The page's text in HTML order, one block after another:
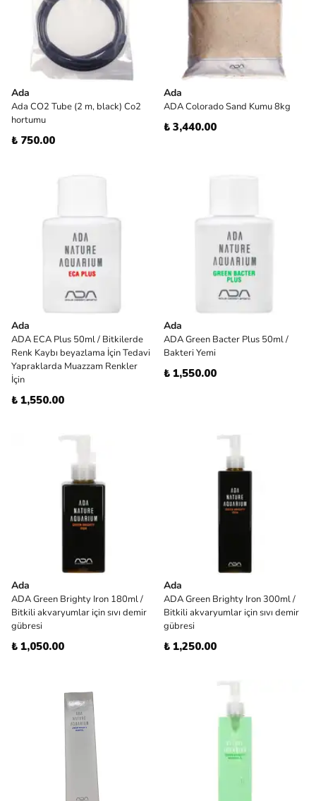
Ada
Ada CO2 Tube (2 m, black) Co2
hortumu
₺ 750.00
Ada
ADA Colorado Sand Kumu 8kg
₺ 3,440.00
Ada
ADA ECA Plus 50ml / Bitkilerde
Renk Kaybı beyazlama İçin Tedavi
Yapraklarda Muazzam Renkler
İçin
₺ 1,550.00
Ada
ADA Green Bacter Plus 50ml /
Bakteri Yemi
₺ 1,550.00
Ada
ADA Green Brighty Iron 180ml /
Bitkili akvaryumlar için sıvı demir
gübresi
₺ 1,050.00
Ada
ADA Green Brighty Iron 300ml /
Bitkili akvaryumlar için sıvı demir
gübresi
₺ 1,250.00